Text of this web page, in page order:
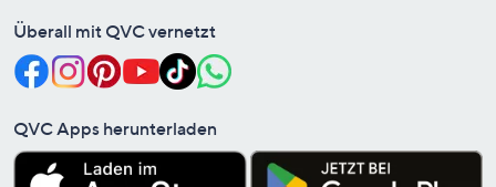
Überall mit QVC vernetzt
QVC Apps herunterladen